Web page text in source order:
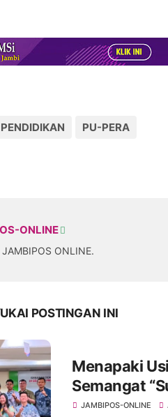
PENDIDIKAN PU-PERA
ONLINE
JAMBIPOS ONLINE.
POSTINGAN INI
Menapaki
Semangat
JAMBIPOS-ONLINE